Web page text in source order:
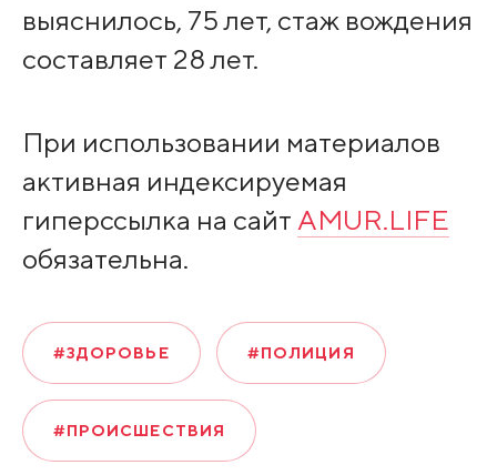
выяснилось, 75 лет, стаж вождения
составляет 28 лет.
При использовании материалов
активная индексируемая
гиперссылка на сайт AMUR.LIFE
обязательна.
#ЗДОРОВЬЕ #ПОЛИЦИЯ
#ПРОИСШЕСТВИЯ